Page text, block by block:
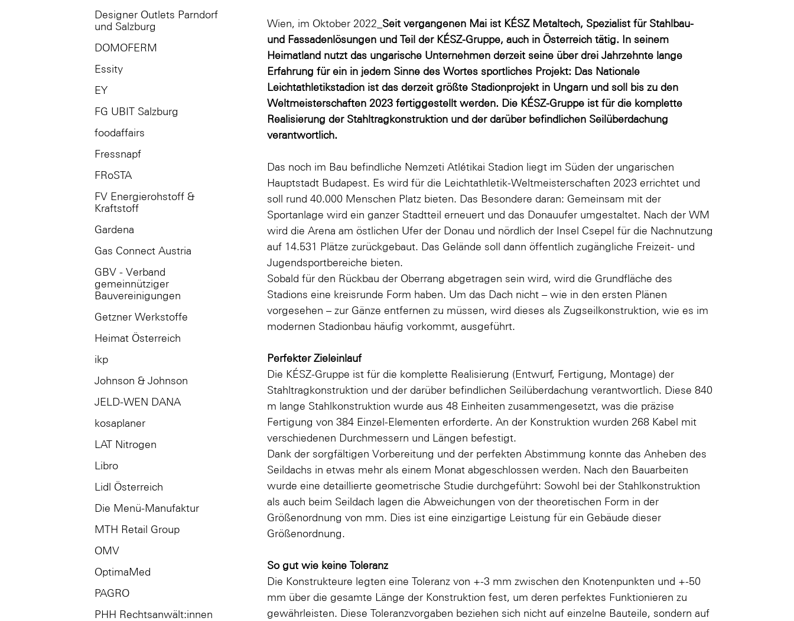
Designer Outlets Parndorf
und Salzburg
DOMOFERM
Essity
EY
FG UBIT Salzburg
foodaffairs
Fressnapf
FRoSTA
FV Energierohstoff &
Kraftstoff
Gardena
Gas Connect Austria
GBV - Verband
gemeinnütziger
Bauvereinigungen
Getzner Werkstoffe
Heimat Österreich
ikp
Johnson & Johnson
JELD-WEN DANA
kosaplaner
LAT Nitrogen
Libro
Lidl Österreich
Die Menü-Manufaktur
MTH Retail Group
OMV
OptimaMed
PAGRO
PHH Rechtsanwält:innen
Wien, im Oktober 2022_ Seit vergangenen Mai ist KÉSZ Metaltech, Spezialist für Stahlbau-
und Fassadenlösungen und Teil der KÉSZ-Gruppe, auch in Österreich tätig. In seinem
Heimatland nutzt das ungarische Unternehmen derzeit seine über drei Jahrzehnte lange
Erfahrung für ein in jedem Sinne des Wortes sportliches Projekt: Das Nationale
Leichtathletikstadion ist das derzeit größte Stadionprojekt in Ungarn und soll bis zu den
Weltmeisterschaften 2023 fertiggestellt werden. Die KÉSZ-Gruppe ist für die komplette
Realisierung der Stahltragkonstruktion und der darüber befindlichen Seilüberdachung
verantwortlich.
Das noch im Bau befindliche Nemzeti Atlétikai Stadion liegt im Süden der ungarischen
Hauptstadt Budapest. Es wird für die Leichtathletik-Weltmeisterschaften 2023 errichtet und
soll rund 40.000 Menschen Platz bieten. Das Besondere daran: Gemeinsam mit der
Sportanlage wird ein ganzer Stadtteil erneuert und das Donauufer umgestaltet. Nach der WM
wird die Arena am östlichen Ufer der Donau und nördlich der Insel Csepel für die Nachnutzung
auf 14.531 Plätze zurückgebaut. Das Gelände soll dann öffentlich zugängliche Freizeit- und
Jugendsportbereiche bieten.
Sobald für den Rückbau der Oberrang abgetragen sein wird, wird die Grundfläche des
Stadions eine kreisrunde Form haben. Um das Dach nicht – wie in den ersten Plänen
vorgesehen – zur Gänze entfernen zu müssen, wird dieses als Zugseilkonstruktion, wie es im
modernen Stadionbau häufig vorkommt, ausgeführt.
Perfekter Zieleinlauf
Die KÉSZ-Gruppe ist für die komplette Realisierung (Entwurf, Fertigung, Montage) der
Stahltragkonstruktion und der darüber befindlichen Seilüberdachung verantwortlich. Diese 840
m lange Stahlkonstruktion wurde aus 48 Einheiten zusammengesetzt, was die präzise
Fertigung von 384 Einzel-Elementen erforderte. An der Konstruktion wurden 268 Kabel mit
verschiedenen Durchmessern und Längen befestigt.
Dank der sorgfältigen Vorbereitung und der perfekten Abstimmung konnte das Anheben des
Seildachs in etwas mehr als einem Monat abgeschlossen werden. Nach den Bauarbeiten
wurde eine detaillierte geometrische Studie durchgeführt: Sowohl bei der Stahlkonstruktion
als auch beim Seildach lagen die Abweichungen von der theoretischen Form in der
Größenordnung von mm. Dies ist eine einzigartige Leistung für ein Gebäude dieser
Größenordnung.
So gut wie keine Toleranz
Die Konstrukteure legten eine Toleranz von +-3 mm zwischen den Knotenpunkten und +-50
mm über die gesamte Länge der Konstruktion fest, um deren perfektes Funktionieren zu
gewährleisten. Diese Toleranzvorgaben beziehen sich nicht auf einzelne Bauteile, sondern auf